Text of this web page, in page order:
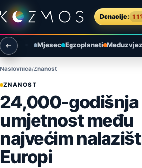
Preskoči na sadržaj
Donacije:
Otvori izbornik
Otvori pretragu
Mjesec Egzoplaneti
Naslovnica Znanost
ZNANOST
24,000-godišnja
umjetnost među
najvećim
Europi